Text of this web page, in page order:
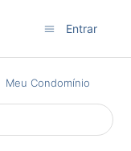
Entrar
Meu Condomínio